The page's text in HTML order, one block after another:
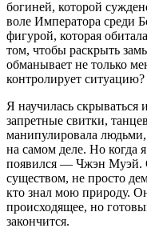
богиней, которой
воле Императора среди
фигурой, которая
том, чтобы раскрыть
обманывает не только
контролирует ситуацию?
Я научилась скрываться
запретные свитки,
манипулировала людьми,
на самом деле. Но когда
появился — Чжэн Муэй.
существом, не просто
кто знал мою природу.
происходящее, но
закончится.